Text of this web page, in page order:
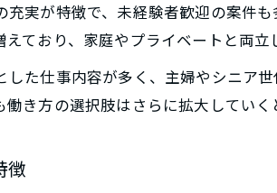
保険 求人で安定収入を
保険 求人で時短勤務が可
実が特徴で、未経験者歓迎の案件
ており、家庭やプライベートと両立
た仕事内容が多く、主婦やシニア
き方の選択肢はさらに拡大してい
徴